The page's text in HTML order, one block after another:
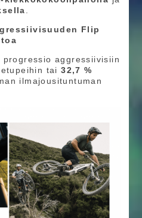
Flip
progressio aggressiivisiin
tai32,7 %
ilmajousituntuman